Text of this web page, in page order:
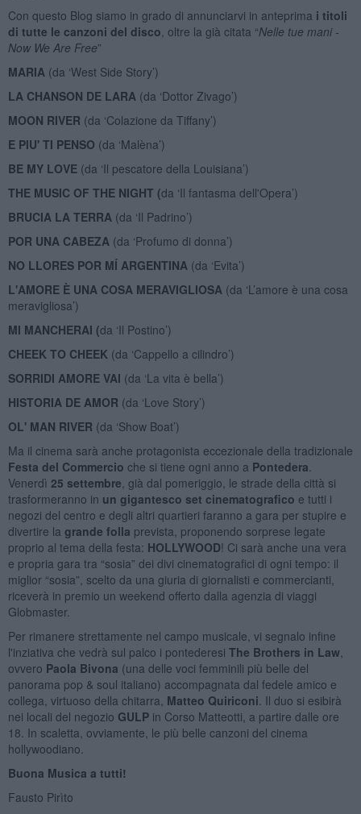
Con questo Blog siamo in grado di annunciarvi in anteprima i titoli
di tutte le canzoni del disco , oltre la già citata “Nelle tue mani -
Now We Are Free”
MARIA (da ‘West Side Story’)
LA CHANSON DE LARA (da ‘Dottor Zivago’)
MOON RIVER (da ‘Colazione da Tiffany’)
E PIU' TI PENSO (da ‘Malèna’)
BE MY LOVE(da ‘Il pescatore della Louisiana’)
THE MUSIC OF THE NIGHT (da ‘Il fantasma dell'Opera’)
BRUCIA LA TERRA (da ‘Il Padrino’)
POR UNA CABEZA (da ‘Profumo di donna’)
NO LLORES POR MÍ ARGENTINA (da ‘Evita’)
L'AMORE È UNA COSA MERAVIGLIOSA (da ‘L’amore è una cosa
meravigliosa’)
MI MANCHERAI (da ‘Il Postino’)
CHEEK TO CHEEK (da ‘Cappello a cilindro’)
SORRIDI AMORE VAI (da ‘La vita è bella’)
HISTORIA DE AMOR (da ‘Love Story’)
OL' MAN RIVER (da ‘Show Boat’)
Ma il cinema sarà anche protagonista eccezionale della tradizionale
Festa del Commercio che si tiene ogni anno a Pontedera
Venerdì 25 settembre , già dal pomeriggio, le strade della città si
trasformeranno in un gigantesco set cinematografico e tutti i
negozi del centro e degli altri quartieri faranno a gara per stupire e
divertire la grande folla prevista, proponendo sorprese legate
proprio al tema della festa: HOLLYWOOD! Ci sarà anche una vera
e propria gara tra “sosia” dei divi cinematografici di ogni tempo: il
miglior “sosia”, scelto da una giuria di giornalisti e commercianti,
riceverà in premio un weekend offerto dalla agenzia di viaggi
Globmaster.
Per rimanere strettamente nel campo musicale, vi segnalo infine
l'inziativa che vedrà sul palco i pontederesi The Brothers in Law,
ovvero Paola Bivona (una delle voci femminili più belle del
panorama pop & soul italiano) accompagnata dal fedele amico e
collega, virtuoso della chitarra, Matteo Quiriconi . Il duo si esibirà
nei locali del negozio GULPin Corso Matteotti, a partire dalle ore
18. In scaletta, ovviamente, le più belle canzoni del cinema
hollywoodiano.
Buona Musica a tutti!
Fausto Pirìto